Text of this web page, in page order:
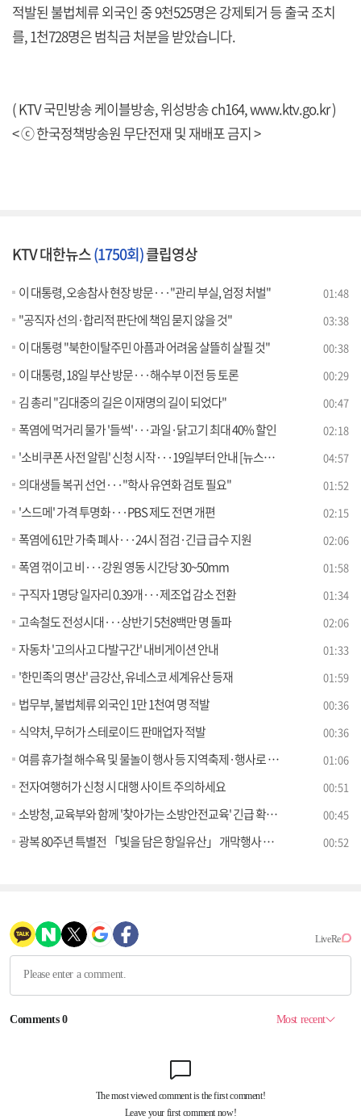
적발된 불법체류 외국인 중 9천525명은 강제퇴거 등 출국 조치
를, 1천728명은 범칙금 처분을 받았습니다.
( KTV 국민방송 케이블방송, 위성방송 ch164,www.ktv.go.kr)
< ⓒ 한국정책방송원 무단전재 및 재배포 금지 >
KTV 대한뉴스(1750회)클립영상
이 대통령, 오송참사 현장 방문···"관리 부실, 엄정 처벌" 01:48
"공직자 선의·합리적 판단에 책임 묻지 않을 것" 03:38
이 대통령 "북한이탈주민 아픔과 어려움 살뜰히 살필 것" 00:38
이 대통령, 18일 부산 방문···해수부 이전 등 토론 00:29
김 총리 "김대중의 길은 이재명의 길이 되었다" 00:47
폭염에 먹거리 물가 '들썩'···과일·닭고기 최대 40% 할인 02:18
'소비쿠폰 사전 알림' 신청 시작···19일부터 안내 [뉴스의 맥] 04:57
의대생들 복귀 선언···"학사 유연화 검토 필요" 01:52
'스드메' 가격 투명화···PBS 제도 전면 개편 02:15
폭염에 61만 가축 폐사···24시 점검·긴급 급수 지원 02:06
폭염 꺾이고 비···강원 영동 시간당 30~50mm 01:58
구직자 1명당 일자리 0.39개···제조업 감소 전환 01:34
고속철도 전성시대···상반기 5천8백만 명 돌파 02:06
자동차 '고의사고 다발구간' 내비게이션 안내 01:33
'한민족의 명산' 금강산, 유네스코 세계유산 등재 01:59
법무부, 불법체류 외국인 1만 1천여 명 적발 00:36
식약처, 무허가 스테로이드 판매업자 적발 00:36
여름 휴가철 해수욕 및 물놀이 행사 등 지역축제·행사로 지역활력 돋운다 01:06
전자여행허가 신청 시 대행 사이트 주의하세요 00:51
소방청, 교육부와 함께 '찾아가는 소방안전교육' 긴급 확대 실시 00:45
광복 80주년 특별전 「빛을 담은 항일유산」 개막행사 참가자 모집 00:52